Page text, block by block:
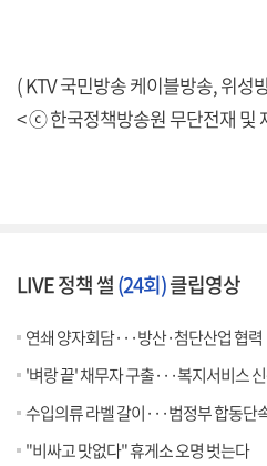
( KTV 국민방송 케이블방송, 위성
< ⓒ 한국정책방송원 무단전재 및
LIVE 정책 썰(24회)클립영상
연쇄 양자회담···방산·첨단산업 협력
'벼랑 끝' 채무자 구출···복지서비스
수입의류 라벨 갈이···범정부 합동단
"비싸고 맛없다" 휴게소 오명 벗는다